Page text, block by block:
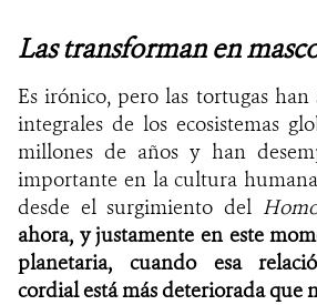
Las transforman en
Es irónico, pero las tortugas
integrales de los ecosistemas
millones de años y han
importante en la cultura
desde el surgimiento del
ahora, y justamente en este
planetaria, cuando esa
cordial está más deteriorada que